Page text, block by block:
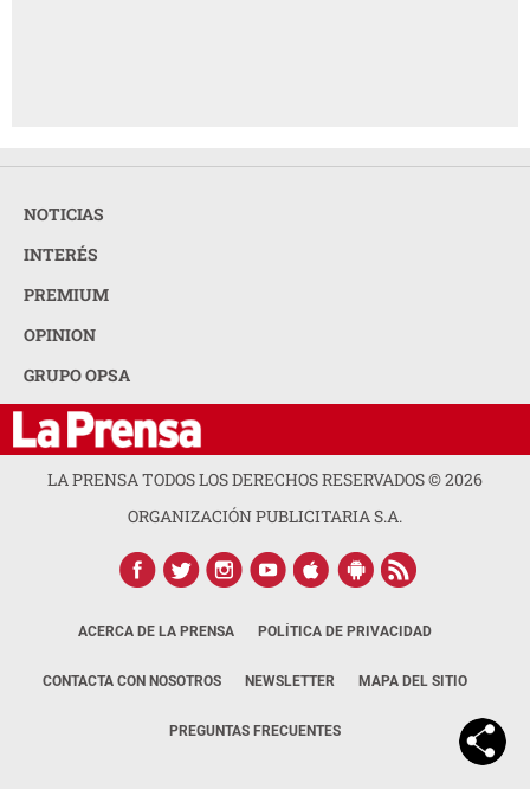
NOTICIAS
INTERÉS
PREMIUM
OPINION
GRUPO OPSA
LA PRENSA TODOS LOS DERECHOS RESERVADOS ©2026
ORGANIZACIÓN PUBLICITARIA S.A.
ACERCA DE LA PRENSA POLÍTICA DE PRIVACIDAD
CONTACTA CON NOSOTROS NEWSLETTER MAPA DEL SITIO
PREGUNTAS FRECUENTES